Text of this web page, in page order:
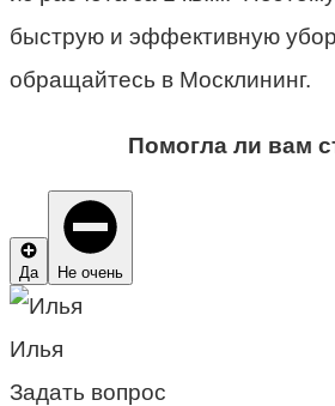
быструю и эффективную
обращайтесь в Москлининг.
Помогла ли вам
Да Не очень
Илья
Задать вопрос